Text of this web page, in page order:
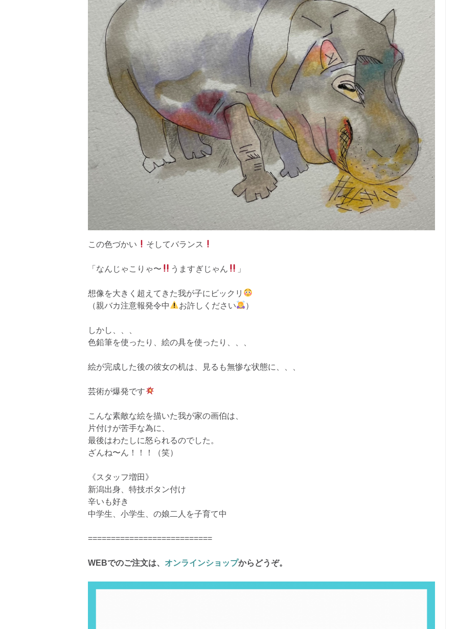
この色づかい そしてバランス
「なんじゃこりゃ〜 うますぎじゃん 」
想像を大きく超えてきた我が子にビックリ
（親バカ注意報発令中
お許しください ）
しかし、、、
色鉛筆を使ったり、絵の具を使ったり、、、
絵が完成した後の彼女の机は、見るも無惨な状態に、、、
芸術が爆発です
こんな素敵な絵を描いた我が家の画伯は、
片付けが苦手な為に、
最後はわたしに怒られるのでした。
ざんね〜ん！！！（笑）
《スタッフ増田》
新潟出身、特技ボタン付け
辛いも好き
中学生、小学生、の娘二人を子育て中
===========================
WEBでのご注文は、 オンラインショップからどうぞ。